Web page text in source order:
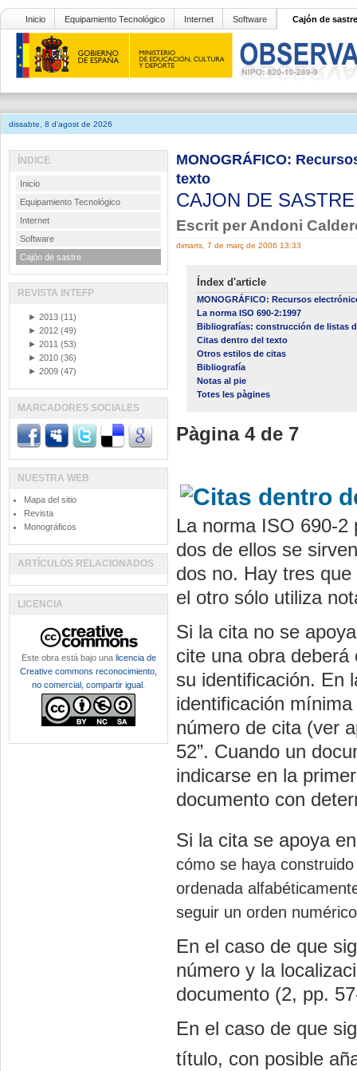
Inicio Equipamiento Tecnológico Internet Software Cajón de sastre
dissabte, 8 d'agost de 2026
MONOGRÁFICO:
texto
CAJON DE
Escrit per Andoni
dimarts, 7 de març de 2006 13:33
Índex d'article
MONOGRÁFICO: Recursos
La norma ISO 690-2:1997
Bibliografías: construcción de listas
Citas dentro del texto
Otros estilos de citas
Bibliografía
Notas al pie
Totes les pàgines
Pàgina 4 de 7
La norma ISO 690-2
dos de ellos se
dos no. Hay tres
el otro sólo utiliza
Si la cita no se
cite una obra
su identificación. En
identificación
número de cita (ver
52”. Cuando un
indicarse en la
documento con
Si la cita se apoya
cómo se haya
ordenada
seguir un orden
En el caso de que
número y la
documento (2, pp.
En el caso de que
título, con posible
ÍNDICE
Inicio
Equipamiento Tecnológico
Internet
Software
Cajón de sastre
REVISTA INTEFP
► 2013 (11)
► 2012 (49)
► 2011 (53)
► 2010 (36)
► 2009 (47)
MARCADORES SOCIALES
NUESTRA WEB
Mapa del sitio
Revista
Monográficos
ARTÍCULOS RELACIONADOS
LICENCIA
Este obra está bajo una licencia de
Creative commons reconocimiento,
no comercial, compartir igual